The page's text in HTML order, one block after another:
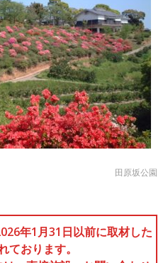
田原坂公園
年1月31日以前に取材した
ております。